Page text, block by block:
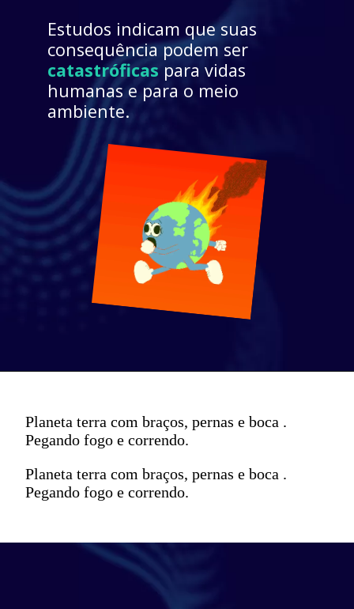
Estudos indicam que suas
consequência podem ser
catastróficas para vidas
humanas e para o meio
ambiente.
Planeta terra com braços, pernas e boca .
Pegando fogo e correndo.
Planeta terra com braços, pernas e boca .
Pegando fogo e correndo.